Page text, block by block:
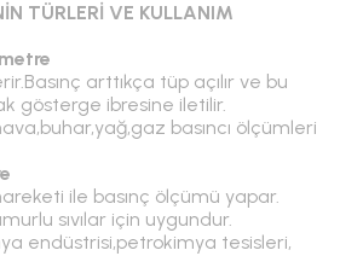
TÜRLERİ VE KULLANIM
arttıkça tüp açılır ve bu
gösterge ibresine iletilir.
basıncı ölçümleri
ile basınç ölçümü yapar.
sıvılar için uygundur.
endüstrisi,petrokimya tesisleri,